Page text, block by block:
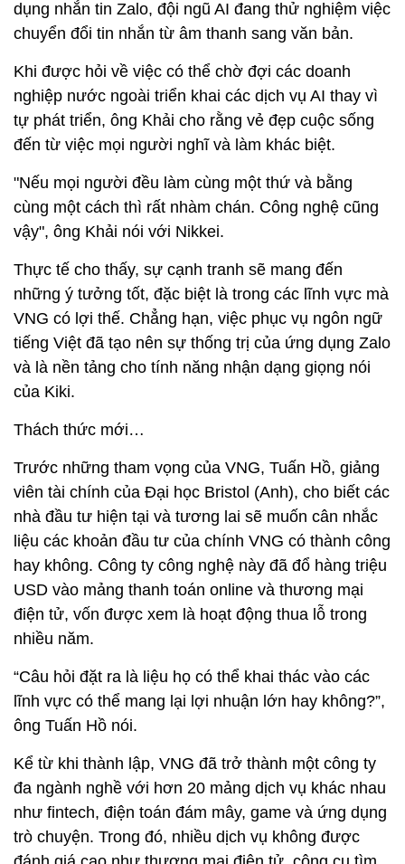
Zalo cũng đang đàm phán với một công ty hàng đầu
về bảng điều khiển ô tô để tích hợp trợ lý Kiki cho
Ông Khải từ chối tiết lộ thông tin về đối tác.
Lĩnh vực nghiên cứu ở Zalo AI khá đa dạng, từ công
nghệ nhận dạng khuôn mặt hiện đang được ngân
đến việc phát nhạc thông qua Kiki được tích hợp
trên kho nhạc khổng lồ của Zing MP3. Trên ứng
dụng nhắn tin Zalo, đội ngũ AI đang thử nghiệm việc
chuyển đổi tin nhắn từ âm thanh sang văn bản.
Khi được hỏi về việc có thể chờ đợi các doanh
nghiệp nước ngoài triển khai các dịch vụ AI thay vì
tự phát triển, ông Khải cho rằng vẻ đẹp cuộc sống
đến từ việc mọi người nghĩ và làm khác biệt.
cùng một cách thì rất nhàm chán. Công nghệ cũng
vậy", ông Khải nói với Nikkei.
Thực tế cho thấy, sự cạnh tranh sẽ mang đến
những ý tưởng tốt, đặc biệt là trong các lĩnh vực mà
VNG có lợi thế. Chẳng hạn, việc phục vụ ngôn ngữ
tiếng Việt đã tạo nên sự thống trị của ứng dụng Zalo
và là nền tảng cho tính năng nhận dạng giọng nói
của Kiki.
Trước những tham vọng của VNG, Tuấn Hồ, giảng
viên tài chính của Đại học Bristol (Anh), cho biết các
liệu các khoản đầu tư của chính VNG có thành công
hay không. Công ty công nghệ này đã đổ hàng triệu
USD vào mảng thanh toán online và thương mại
điện tử, vốn được xem là hoạt động thua lỗ trong